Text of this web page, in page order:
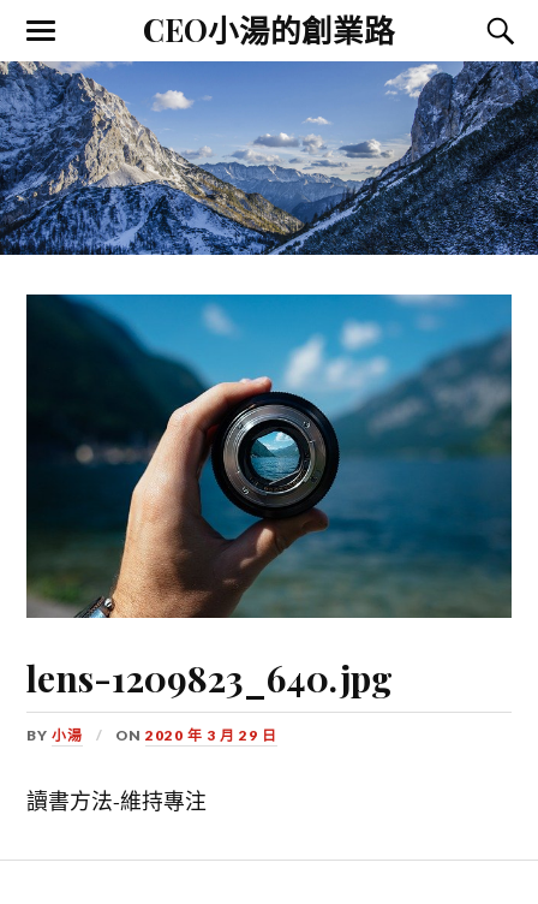
CEO小湯的創業路
lens-1209823_640.jpg
BY小湯 ON2020 年 3 月 29 日
讀書方法-維持專注